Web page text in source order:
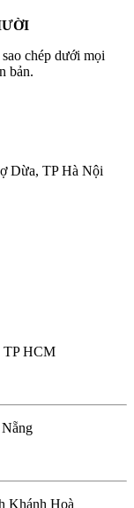
chép dưới mọi
bản.
Dừa, TP Hà Nội
TP HCM
Khánh Hoà